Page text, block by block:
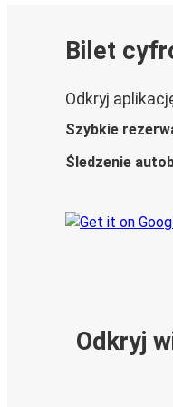
Bilet
Odkryj
Szybkie
Śledzenie
Odkryj